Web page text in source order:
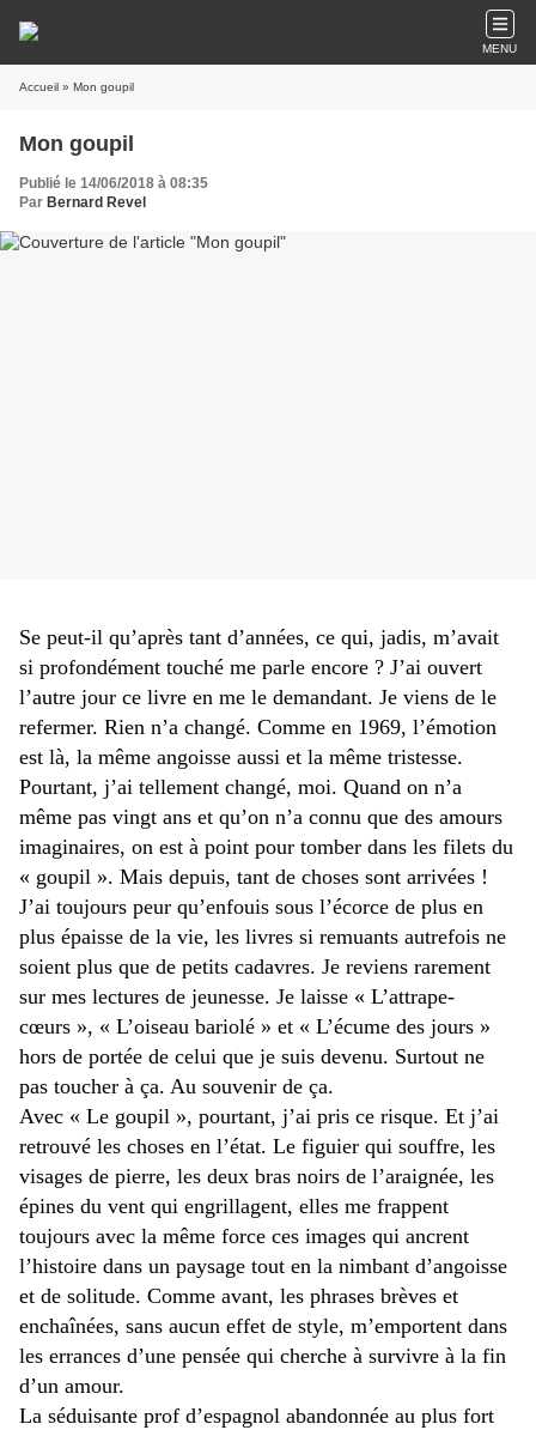
MENU
Accueil » Mon goupil
Mon goupil
Publié le 14/06/2018 à 08:35
Par Bernard Revel
Se peut-il qu’après tant d’années, ce qui, jadis, m’avait
si profondément touché me parle encore ? J’ai ouvert
l’autre jour ce livre en me le demandant. Je viens de le
refermer. Rien n’a changé. Comme en 1969, l’émotion
est là, la même angoisse aussi et la même tristesse.
Pourtant, j’ai tellement changé, moi. Quand on n’a
même pas vingt ans et qu’on n’a connu que des amours
imaginaires, on est à point pour tomber dans les filets du
« goupil ». Mais depuis, tant de choses sont arrivées !
J’ai toujours peur qu’enfouis sous l’écorce de plus en
plus épaisse de la vie, les livres si remuants autrefois ne
soient plus que de petits cadavres. Je reviens rarement
sur mes lectures de jeunesse. Je laisse « L’attrape-
cœurs », « L’oiseau bariolé » et « L’écume des jours »
hors de portée de celui que je suis devenu. Surtout ne
pas toucher à ça. Au souvenir de ça.
Avec « Le goupil », pourtant, j’ai pris ce risque. Et j’ai
retrouvé les choses en l’état. Le figuier qui souffre, les
visages de pierre, les deux bras noirs de l’araignée, les
épines du vent qui engrillagent, elles me frappent
toujours avec la même force ces images qui ancrent
l’histoire dans un paysage tout en la nimbant d’angoisse
et de solitude. Comme avant, les phrases brèves et
enchaînées, sans aucun effet de style, m’emportent dans
les errances d’une pensée qui cherche à survivre à la fin
d’un amour.
La séduisante prof d’espagnol abandonnée au plus fort